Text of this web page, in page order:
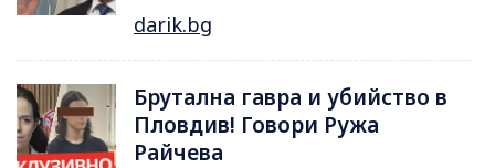
darik.bg
Брутална гавра и убийство в
Пловдив! Говори Ружа
Райчева